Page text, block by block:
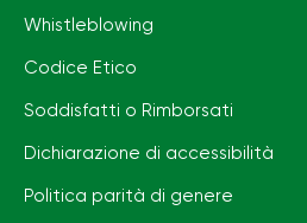
Whistleblowing
Codice Etico
Soddisfatti o Rimborsati
Dichiarazione di accessibilità
Politica parità di genere